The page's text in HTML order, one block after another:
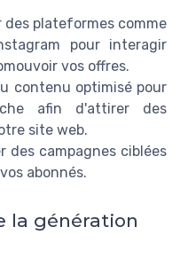
des plateformes comme
pour interagir
vos offres.
contenu optimisé pour
afin d'attirer des
site web.
des campagnes ciblées
abonnés.
la génération